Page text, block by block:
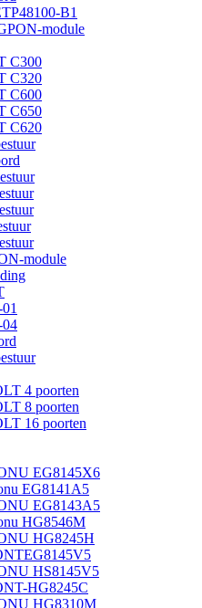
B1
module
C300
C320
C600
C650
C620
module
4 poorten
8 poorten
16 poorten
EG8145X6
EG8141A5
EG8143A5
HG8546M
HG8245H
HS8145V5
HG8245C
HG8310M